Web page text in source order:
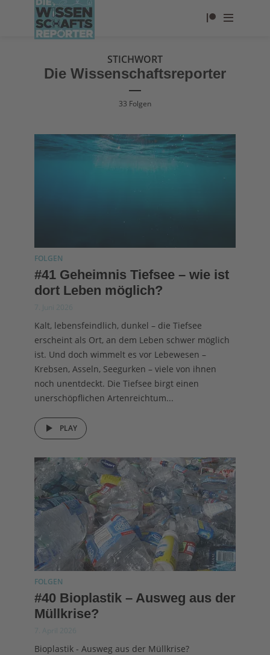
STICHWORT
Die Wissenschaftsreporter
33 Folgen
FOLGEN
#41 Geheimnis Tiefsee – wie ist
dort Leben möglich?
7. Juni 2026
Kalt, lebensfeindlich, dunkel – die Tiefsee
erscheint als Ort, an dem Leben schwer möglich
ist. Und doch wimmelt es vor Lebewesen –
Krebsen, Asseln, Seegurken – viele von ihnen
noch unentdeckt. Die Tiefsee birgt einen
unerschöpflichen Artenreichtum...
PLAY
FOLGEN
#40 Bioplastik – Ausweg aus der
Müllkrise?
7. April 2026
Bioplastik - Ausweg aus der Müllkrise?